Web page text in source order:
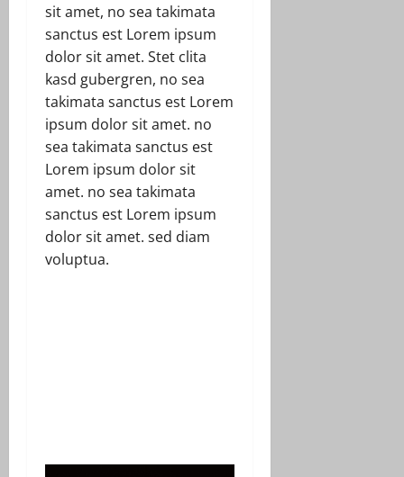
sit amet, no sea takimata
sanctus est Lorem ipsum
dolor sit amet. Stet clita
kasd gubergren, no sea
takimata sanctus est Lorem
ipsum dolor sit amet. no
sea takimata sanctus est
Lorem ipsum dolor sit
amet. no sea takimata
sanctus est Lorem ipsum
dolor sit amet. sed diam
voluptua.